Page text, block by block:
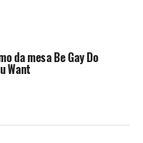
da mesa Be Gay Do
Want